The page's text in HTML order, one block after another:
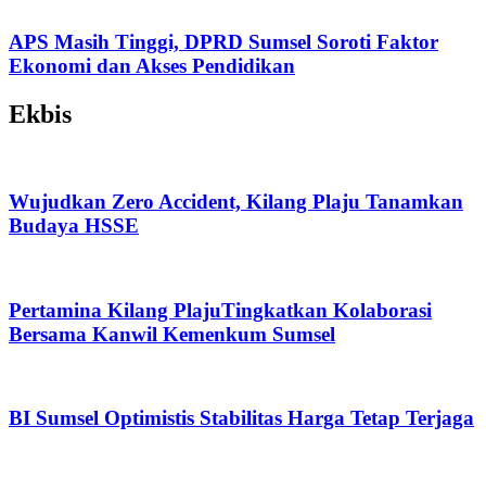
APS Masih Tinggi, DPRD Sumsel Soroti Faktor
Ekonomi dan Akses Pendidikan
Ekbis
Wujudkan Zero Accident, Kilang Plaju Tanamkan
Budaya HSSE
Pertamina Kilang PlajuTingkatkan Kolaborasi
Bersama Kanwil Kemenkum Sumsel
BI Sumsel Optimistis Stabilitas Harga Tetap Terjaga